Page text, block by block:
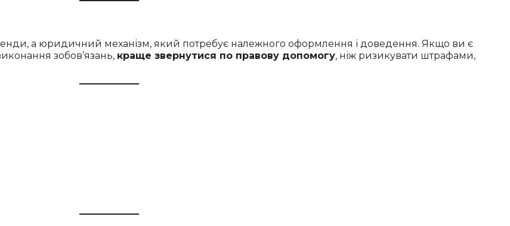
а юридичний механізм, який потребує належного оформлення і доведення. Якщо ви є
зобов’язань, краще звернутися по правову допомогу, ніж ризикувати штрафами,